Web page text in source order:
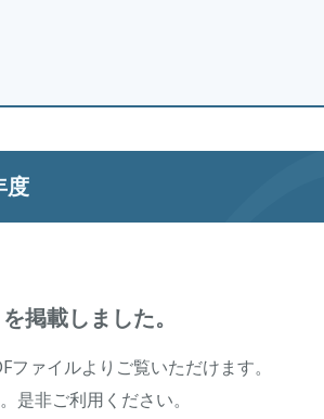
度
掲載しました。
ァイルよりご覧いただけます。
是非ご利用ください。